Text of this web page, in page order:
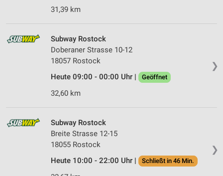
31,39 km
❯
Subway Rostock
Doberaner Strasse 10-12
18057 Rostock
Heute 09:00 - 00:00 Uhr |
Geöffnet
32,60 km
❯
Subway Rostock
Breite Strasse 12-15
18055 Rostock
Heute 10:00 - 22:00 Uhr |
Schließt in 46 Min.